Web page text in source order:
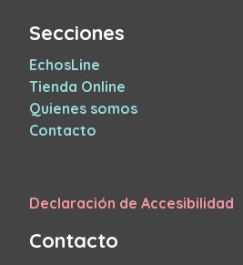
Secciones
EchosLine
Tienda Online
Quienes somos
Contacto
Declaración de Accesibilidad
Contacto